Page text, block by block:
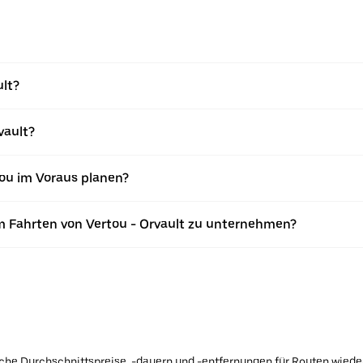
im Voraus planen?
Fahrten von Vertou - Orvault zu unternehmen?